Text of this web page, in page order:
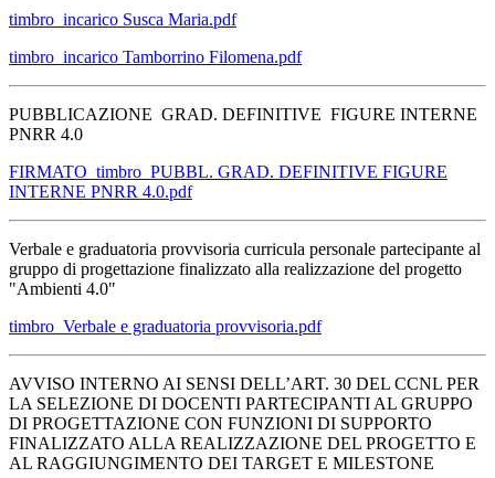
timbro_incarico Susca Maria.pdf
timbro_incarico Tamborrino Filomena.pdf
PUBBLICAZIONE GRAD. DEFINITIVE FIGURE INTERNE
PNRR 4.0
FIRMATO_timbro_PUBBL. GRAD. DEFINITIVE FIGURE
INTERNE PNRR 4.0.pdf
Verbale e graduatoria provvisoria curricula personale partecipante al
gruppo di progettazione finalizzato alla realizzazione del progetto
"Ambienti 4.0"
timbro_Verbale e graduatoria provvisoria.pdf
AVVISO INTERNO AI SENSI DELL’ART. 30 DEL CCNL PER
LA SELEZIONE DI DOCENTI PARTECIPANTI AL GRUPPO
DI PROGETTAZIONE CON FUNZIONI DI SUPPORTO
FINALIZZATO ALLA REALIZZAZIONE DEL PROGETTO E
AL RAGGIUNGIMENTO DEI TARGET E MILESTONE